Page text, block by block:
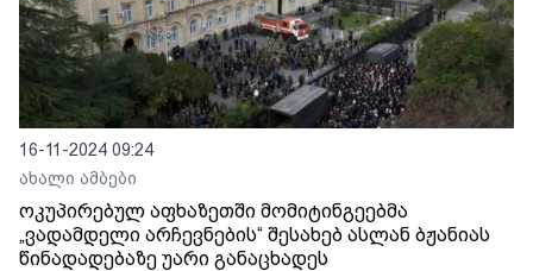
16-11-2024 09:24
ახალი ამბები
ოკუპირებულ აფხაზეთში მომიტინგეებმა
„ვადამდელი არჩევნების“ შესახებ ასლან ბჟანიას
წინადადებაზე უარი განაცხადეს